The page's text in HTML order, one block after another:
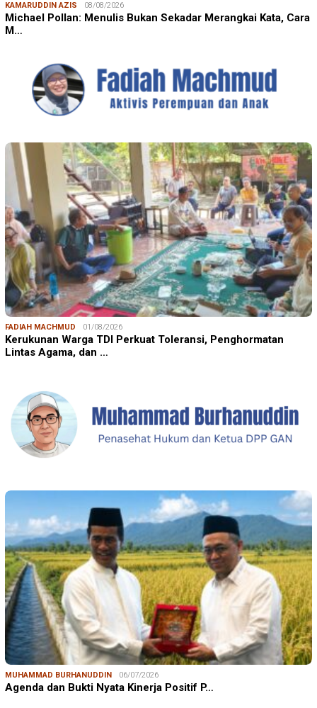
KAMARUDDIN AZIS 08/08/2026
Michael Pollan: Menulis Bukan Sekadar Merangkai Kata, Cara
M…
FADIAH MACHMUD 01/08/2026
Kerukunan Warga TDI Perkuat Toleransi, Penghormatan
Lintas Agama, dan …
MUHAMMAD BURHANUDDIN 06/07/2026
Agenda dan Bukti Nyata Kinerja Positif P…